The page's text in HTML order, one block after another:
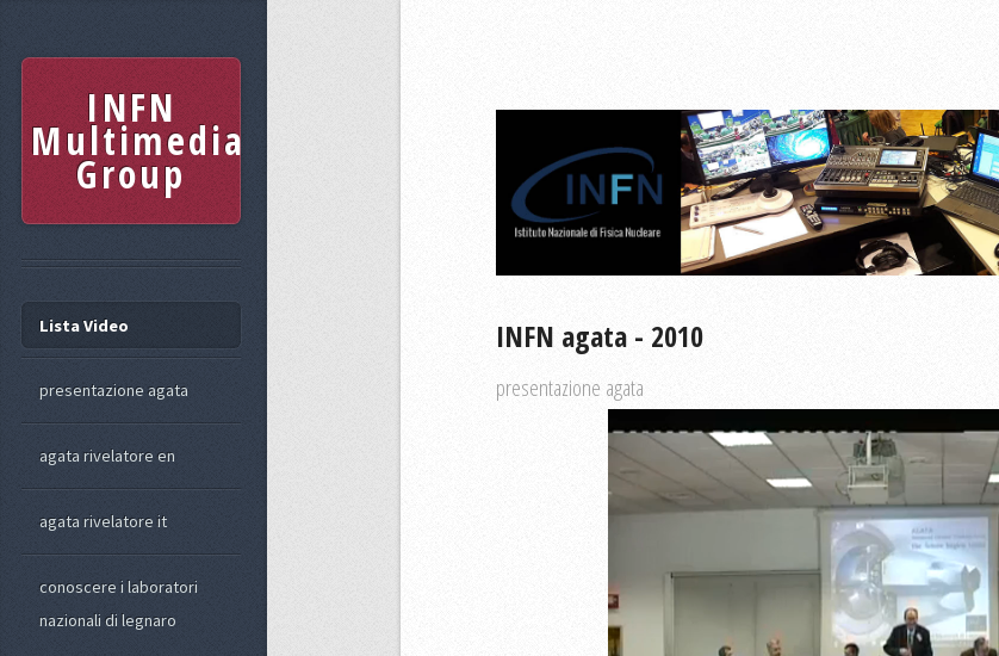
INFN agata - 2010
presentazione agata
INFN
Multimedia
Group
Lista Video
presentazione agata
agata rivelatore en
agata rivelatore it
conoscere i laboratori
nazionali di legnaro